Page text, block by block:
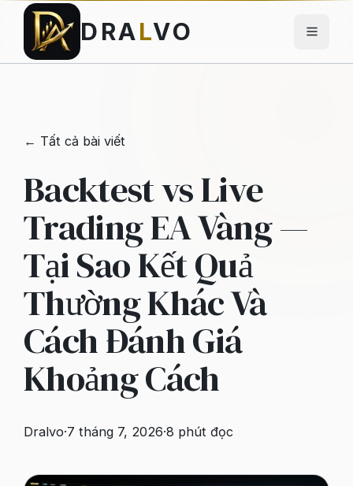
DRALVO
← Tất cả bài viết
Backtest vs Live
Trading EA Vàng —
Tại Sao Kết Quả
Thường Khác Và
Cách Đánh Giá
Khoảng Cách
Dralvo·7 tháng 7, 2026·8 phút đọc